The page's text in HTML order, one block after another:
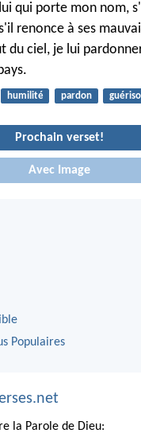
qui porte mon nom,
renonce à ses
du ciel, je lui
humilité pardon
Prochain verset!
Avec Image
Populaires
la Parole de Dieu: